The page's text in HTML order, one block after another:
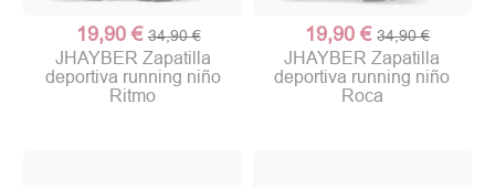
19,90 € 34,90 €
JHAYBER Zapatilla
deportiva running niño
Ritmo
19,90 € 34,90 €
JHAYBER Zapatilla
deportiva running niño
Roca